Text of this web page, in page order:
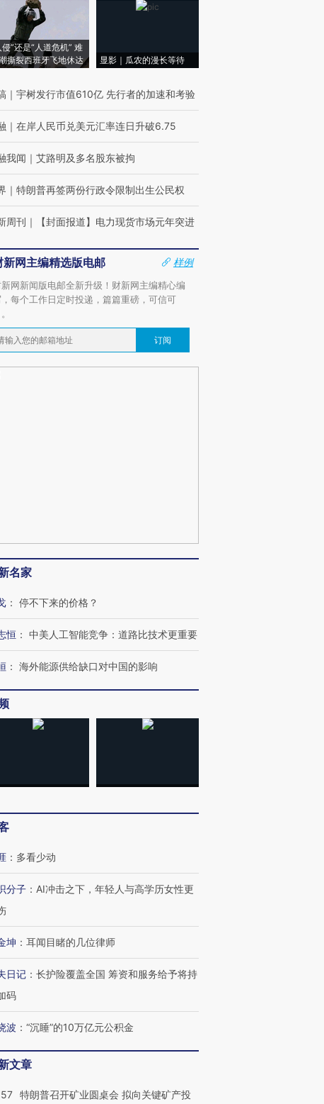
国走私7万
育部长拱下台
飞地休达
第四届链博
有意思的生活方式·第三对
住三大增长引擎是什么？
侵”还是“人道危机” 难
撕裂西班牙飞地休达
显影｜瓜农的漫长等待
｜ 宇树发行市值610亿 先行者的加速和考验
｜ 在岸人民币兑美元汇率连日升破6.75
我闻 ｜ 艾路明及多名股东被拘
｜ 特朗普再签两份行政令限制出生公民权
周刊 ｜ 【封面报道】电力现货市场元年突进
新网主编精选版电邮
样例
新网新闻版电邮全新升级！财新网主编精心编
每个工作日定时投递，篇篇重磅，可信可
订阅
名家
： 停不下来的价格？
恒 ： 中美人工智能竞争：道路比技术更重要
： 海外能源供给缺口对中国的影响
： 多看少动
分子 ： AI冲击之下，年轻人与高学历女性更
坤 ： 耳闻目睹的几位律师
日记 ： 长护险覆盖全国 筹资和服务给予将持
码
波 ： “沉睡”的10万亿元公积金
文章
特朗普召开矿业圆桌会 拟向关键矿产投